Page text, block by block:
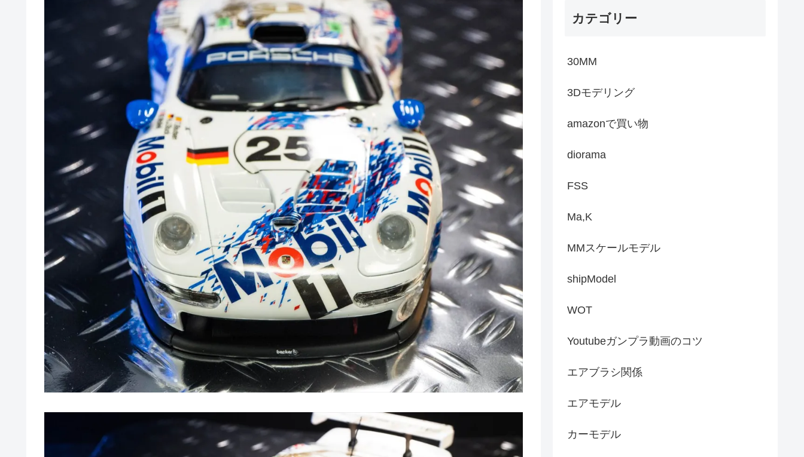
カテゴリー
30MM
3Dモデリング
amazonで買い物
diorama
FSS
Ma,K
MMスケールモデル
shipModel
WOT
Youtubeガンプラ動画のコツ
エアブラシ関係
エアモデル
カーモデル